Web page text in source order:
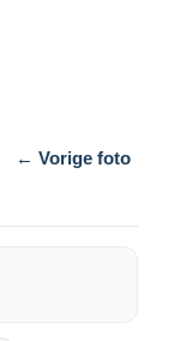
← Vorige foto